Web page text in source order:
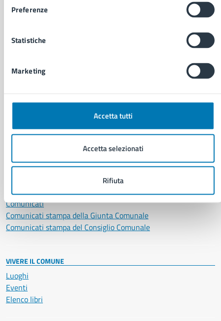
Preferenze
Statistiche
Marketing
Accetta tutti
Accetta selezionati
Rifiuta
Ambiente
Autorizzazioni
Educazione e formazione
Vita lavorativa
NOVITÀ
Avvisi
Comunicati
Comunicati stampa della Giunta Comunale
Comunicati stampa del Consiglio Comunale
VIVERE IL COMUNE
Luoghi
Eventi
Elenco libri